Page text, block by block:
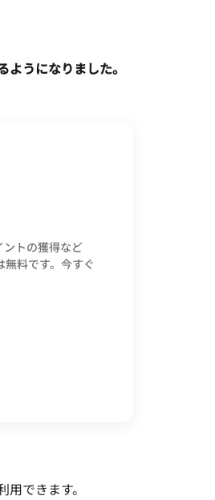
うになりました。
トの獲得など
料です。今すぐ
できます。